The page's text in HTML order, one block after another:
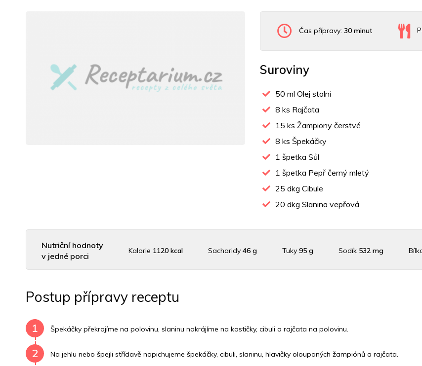
Čas přípravy: 30 minut
Suroviny
50 ml Olej stolní
8 ks Rajčata
15 ks Žampiony čerstvé
8 ks Špekáčky
1 špetka Sůl
1 špetka Pepř černý mletý
25 dkg Cibule
20 dkg Slanina vepřová
Nutriční hodnoty
v jedné porci
Kalorie 1120 kcal Sacharidy 46 g Tuky 95 g Sodík 532 mg
Postup přípravy receptu
1 Špekáčky překrojíme na polovinu, slaninu nakrájíme na kostičky, cibuli a rajčata na polovinu.
2 Na jehlu nebo špejli střídavě napichujeme špekáčky, cibuli, slaninu, hlavičky oloupaných žampiónů a rajčata.